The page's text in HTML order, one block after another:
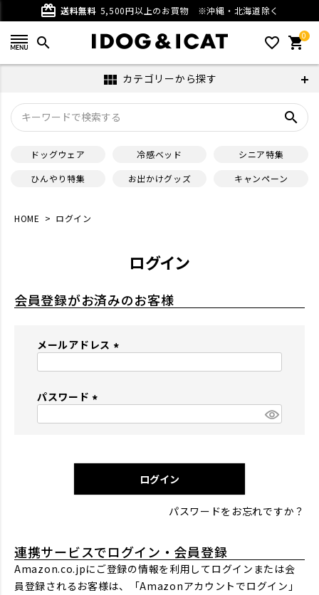
card_giftcard 送料無料 5,500円以上のお買物 ※沖縄・北海道除く
search favorite_outline 0
shopping_cart
view_module カテゴリーから探す
search
ドッグウェア 冷感ベッド
シニア特集
ひんやり特集
お出かけグッズ キャンペーン
HOME ログイン
ログイン
会員登録がお済みのお客様
メールアドレス
パスワード
)
ログイン
パスワードをお忘れですか？
連携サービスでログイン・会員登録
Amazon.co.jpにご登録の情報を利用してログインまたは会
員登録されるお客様は、「Amazonアカウントでログイン」